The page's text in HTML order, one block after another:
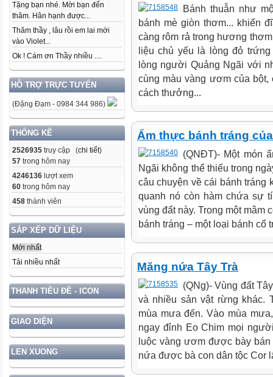
Tặng bạn nhé. Mời bạn đến
thăm. Hân hạnh được...
Thăm thầy , lâu rồi em lai mới
vào Violet...
Ok ! Cám ơn Thầy nhiều ....
HỖ TRỢ TRỰC TUYẾN
(Đặng Đạm - 0984 344 986)
THỐNG KÊ
2526935 truy cập (chi tiết)
57 trong hôm nay
4246136 lượt xem
60 trong hôm nay
458 thành viên
SẮP XẾP DỮ LIỆU
Mới nhất
Tải nhiều nhất
THANH TIÊU ĐỀ - ICON
GIAO DIỆN
LEN XUONG
Bánh thuẫn như
bánh mè giòn thơm... khiến
càng rôm rả trong hương
liệu chủ yếu là lòng đỏ
lòng người Quảng Ngãi với
cùng màu vàng ươm của
cách thưởng...
Ẩm thực bánh tráng
(QNĐT)- Một món
Ngãi không thể thiếu trong
câu chuyện về cái bánh tráng
quanh nó còn hàm chứa sự
vùng đất này. Trong một mâm
bánh tráng – một loại bánh cổ
Măng nứa Tây Trà
(QNg)- Vùng đất
và nhiều sản vật rừng khác.
mùa mưa đến. Vào mùa
ngay đỉnh Eo Chim mọi
luộc vàng ươm được bày
nứa được bà con dân tộc Cor